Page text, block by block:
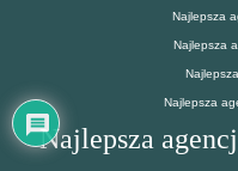
Najlepsza
Najlepsza
Najlepsza
Najlepsza